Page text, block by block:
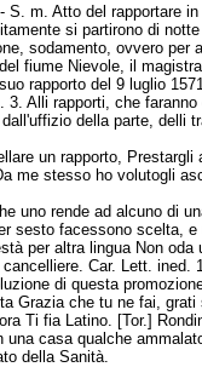
- S. m. Atto del rapportare
si partirono di
sodamento, ovvero per
fiume Nievole, il
rapporto del 9 luglio
3. Alli rapporti, che
della parte, delli
un rapporto,
me stesso ho volutogli
uno rende ad alcuno di
sesto facessono scelta,
per altra lingua Non
Car. Lett. ined.
di questa
Grazia che tu ne fai,
Ti fia Latino. [Tor.]
una casa qualche
della Sanità.